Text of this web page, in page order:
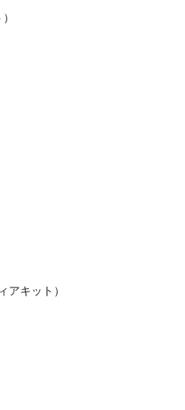
キット）